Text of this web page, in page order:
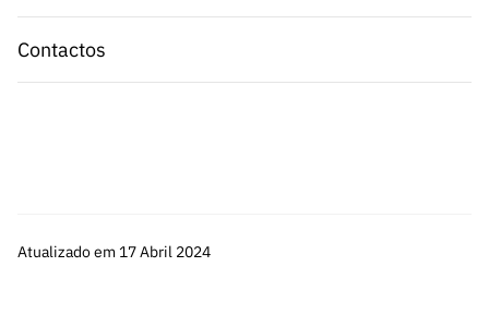
Contactos
Atualizado em 17 Abril 2024